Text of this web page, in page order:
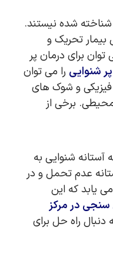
شده نیستند.
بیمار تحریک و
برای درمان پر
پر شنوایی را می توان
و شوک های
برخی از
شنوایی به
عدم تحمل و در
یابد که این
در مرکز
دنبال راه حل برای